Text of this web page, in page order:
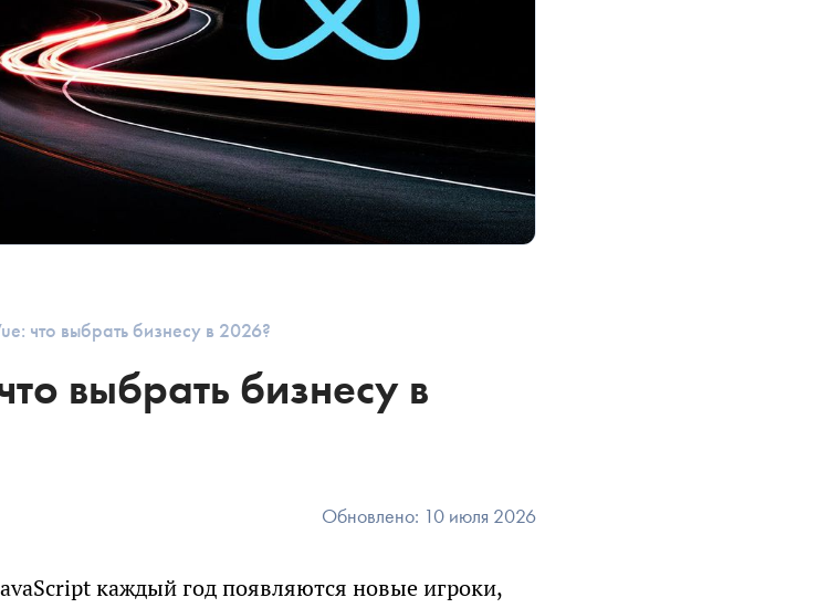
что выбрать бизнесу в 2026?
выбрать бизнесу в
Обновлено: 10 июля 2026
каждый год появляются новые игроки,
СМЕТЫ
ГОТОВО!